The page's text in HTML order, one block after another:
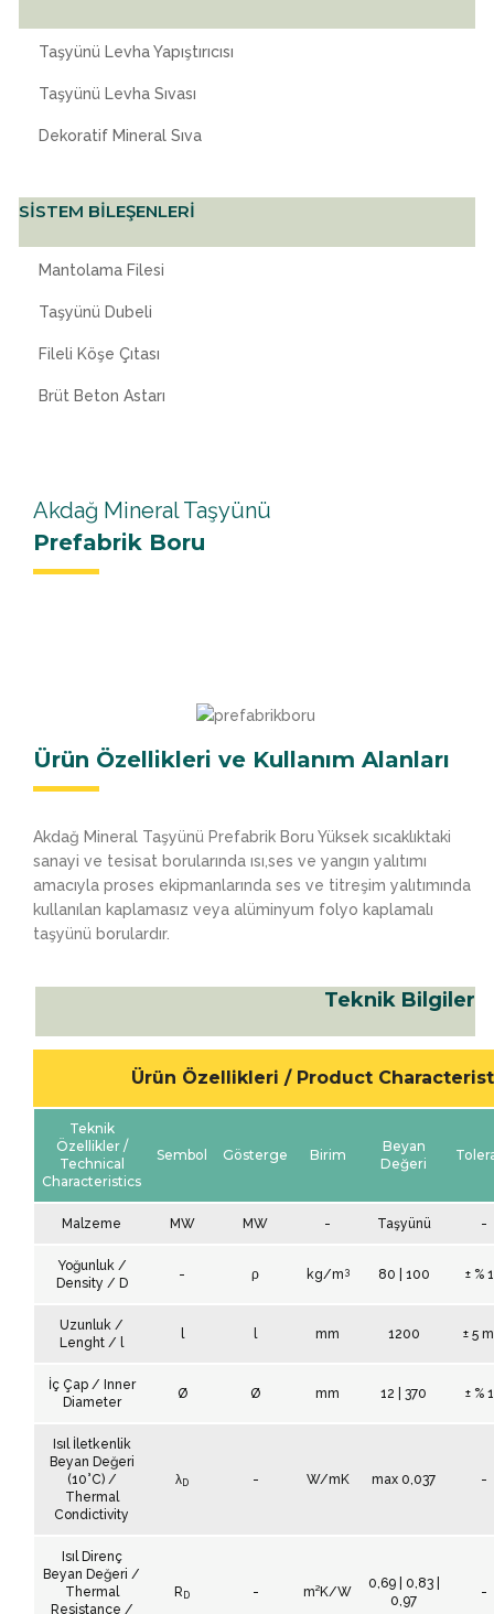
Taşyünü Levha Yapıştırıcısı
Taşyünü Levha Sıvası
Dekoratif Mineral Sıva
SİSTEM BİLEŞENLERİ
Mantolama Filesi
Taşyünü Dubeli
Fileli Köşe Çıtası
Brüt Beton Astarı
Akdağ Mineral Taşyünü
Prefabrik Boru
Ürün Özellikleri ve Kullanım Alanları
Akdağ Mineral Taşyünü Prefabrik Boru Yüksek sıcaklıktaki
sanayi ve tesisat borularında ısı,ses ve yangın yalıtımı
amacıyla proses ekipmanlarında ses ve titreşim yalıtımında
kullanılan kaplamasız veya alüminyum folyo kaplamalı
taşyünü borulardır.
Teknik Bilgiler
Ürün Özellikleri / Product
Teknik
Özellikler /
Technical
Characteristics
Sembol Gösterge Birim
Beyan
Değeri
Malzeme MW MW - Taşyünü -
Yoğunluk /
Density / D
- ρ kg/m 3 80 | 100 ± %
Uzunluk /
Lenght / l
l l mm 1200 ± 5
İç Çap / Inner
Diameter
Ø Ø mm 12 | 370 ± %
Isıl İletkenlik
Beyan Değeri
(10°C) /
Thermal
Condictivity
λ D - W/mK max 0,037 -
Isıl Direnç
Beyan Değeri /
Thermal
Resistance /
R D - m²K/W
0,69 | 0,83 |
0,97
-